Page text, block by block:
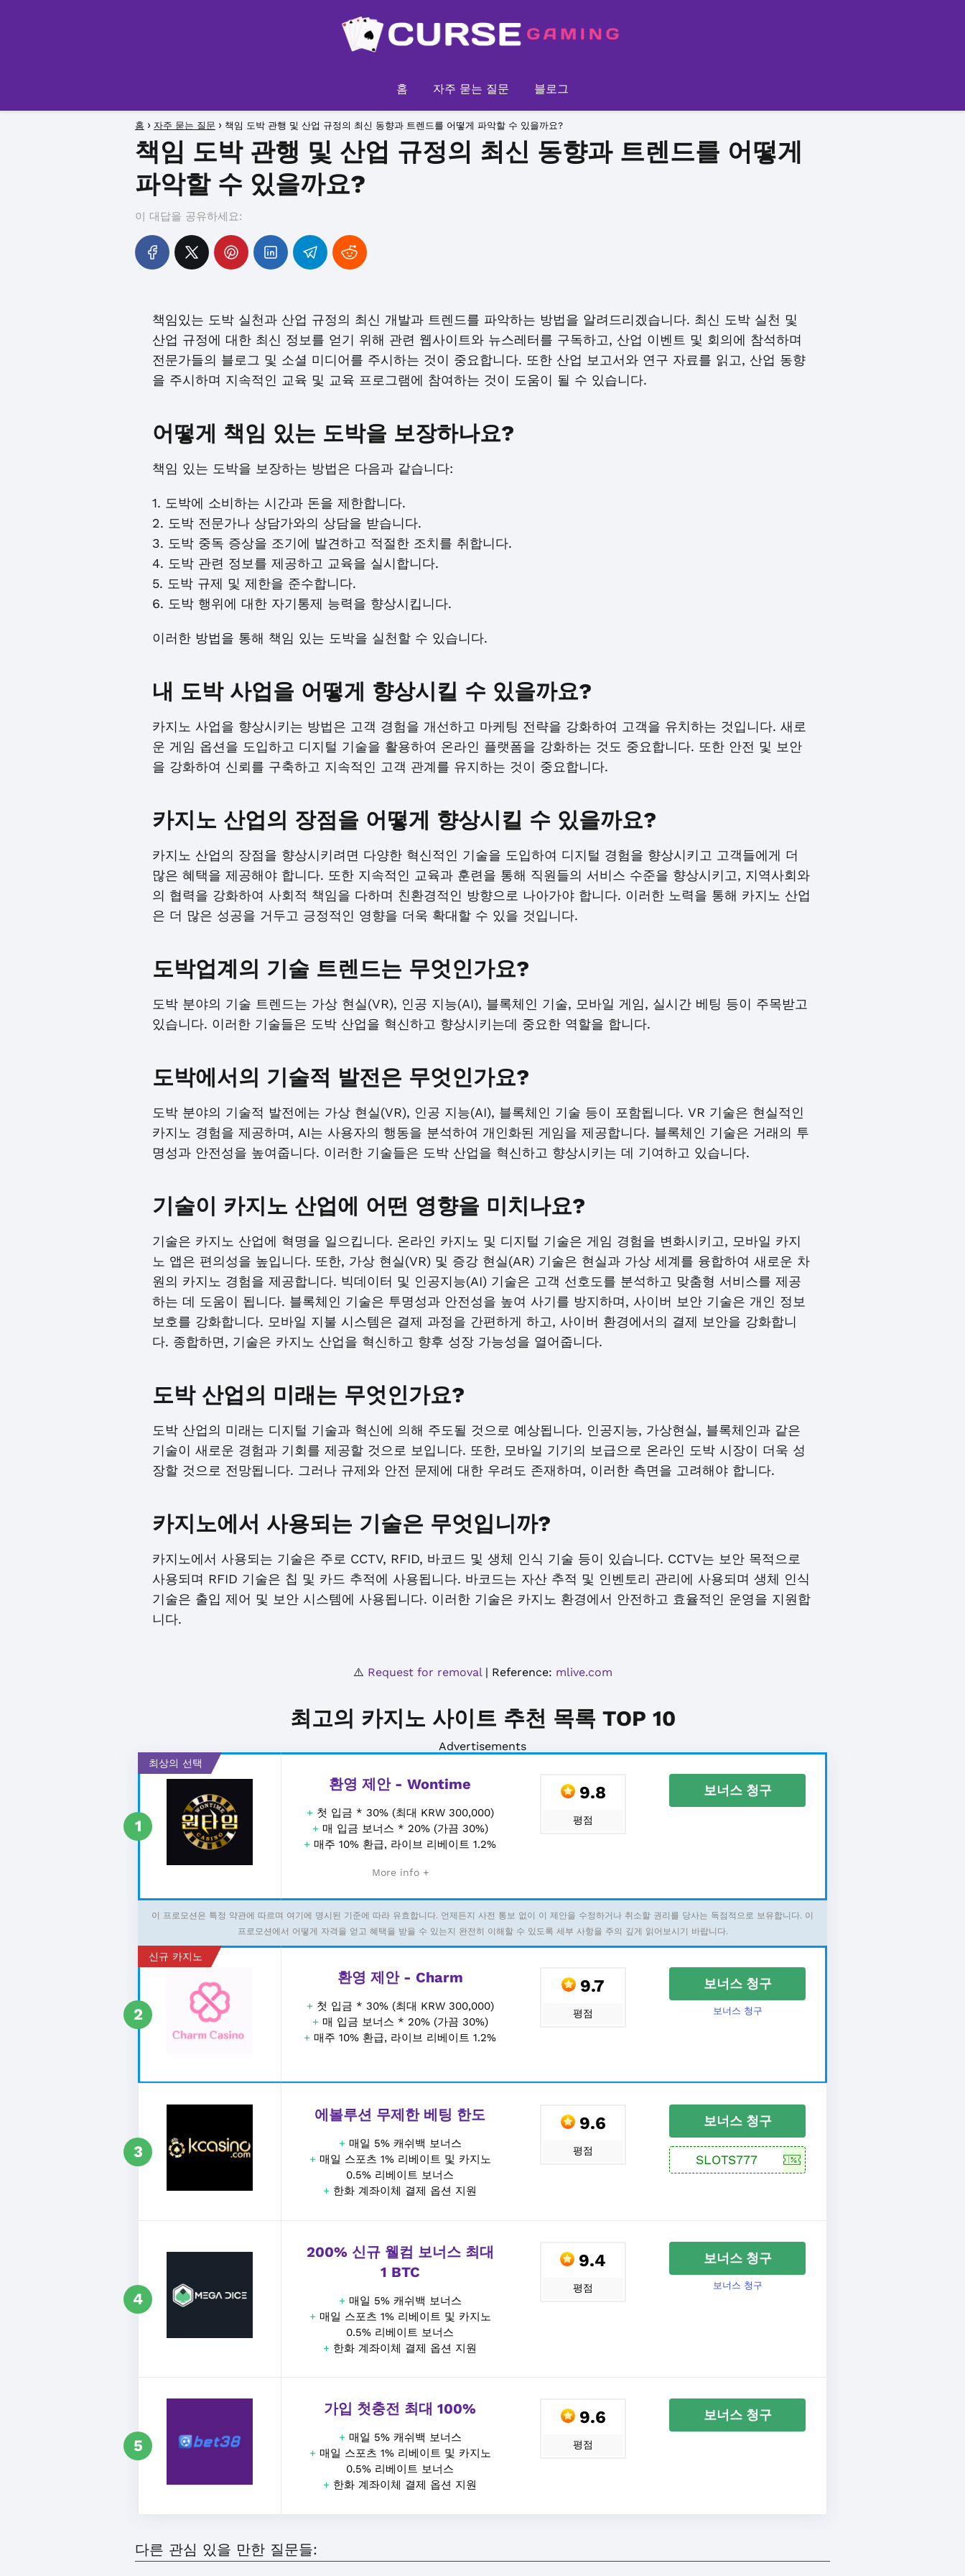
홈 자주 묻는 질문 블로그
홈 자주 묻는 질문 책임 도박 관행 및 산업 규정의 최신 동향과 트렌드를 어떻게 파악할 수 있을까요?
책임 도박 관행 및 산업 규정의 최신 동향과 트렌드를 어떻게
파악할 수 있을까요?
이 대답을 공유하세요:
책임있는 도박 실천과 산업 규정의 최신 개발과 트렌드를 파악하는 방법을 알려드리겠습니다. 최신 도박 실천 및
산업 규정에 대한 최신 정보를 얻기 위해 관련 웹사이트와 뉴스레터를 구독하고, 산업 이벤트 및 회의에 참석하며
전문가들의 블로그 및 소셜 미디어를 주시하는 것이 중요합니다. 또한 산업 보고서와 연구 자료를 읽고, 산업 동향
을 주시하며 지속적인 교육 및 교육 프로그램에 참여하는 것이 도움이 될 수 있습니다.
어떻게 책임 있는 도박을 보장하나요?
책임 있는 도박을 보장하는 방법은 다음과 같습니다:
1. 도박에 소비하는 시간과 돈을 제한합니다.
2. 도박 전문가나 상담가와의 상담을 받습니다.
3. 도박 중독 증상을 조기에 발견하고 적절한 조치를 취합니다.
4. 도박 관련 정보를 제공하고 교육을 실시합니다.
5. 도박 규제 및 제한을 준수합니다.
6. 도박 행위에 대한 자기통제 능력을 향상시킵니다.
이러한 방법을 통해 책임 있는 도박을 실천할 수 있습니다.
내 도박 사업을 어떻게 향상시킬 수 있을까요?
카지노 사업을 향상시키는 방법은 고객 경험을 개선하고 마케팅 전략을 강화하여 고객을 유치하는 것입니다. 새로
운 게임 옵션을 도입하고 디지털 기술을 활용하여 온라인 플랫폼을 강화하는 것도 중요합니다. 또한 안전 및 보안
을 강화하여 신뢰를 구축하고 지속적인 고객 관계를 유지하는 것이 중요합니다.
카지노 산업의 장점을 어떻게 향상시킬 수 있을까요?
카지노 산업의 장점을 향상시키려면 다양한 혁신적인 기술을 도입하여 디지털 경험을 향상시키고 고객들에게 더
많은 혜택을 제공해야 합니다. 또한 지속적인 교육과 훈련을 통해 직원들의 서비스 수준을 향상시키고, 지역사회와
의 협력을 강화하여 사회적 책임을 다하며 친환경적인 방향으로 나아가야 합니다. 이러한 노력을 통해 카지노 산업
은 더 많은 성공을 거두고 긍정적인 영향을 더욱 확대할 수 있을 것입니다.
도박업계의 기술 트렌드는 무엇인가요?
도박 분야의 기술 트렌드는 가상 현실(VR), 인공 지능(AI), 블록체인 기술, 모바일 게임, 실시간 베팅 등이 주목받고
있습니다. 이러한 기술들은 도박 산업을 혁신하고 향상시키는데 중요한 역할을 합니다.
도박에서의 기술적 발전은 무엇인가요?
도박 분야의 기술적 발전에는 가상 현실(VR), 인공 지능(AI), 블록체인 기술 등이 포함됩니다. VR 기술은 현실적인
카지노 경험을 제공하며, AI는 사용자의 행동을 분석하여 개인화된 게임을 제공합니다. 블록체인 기술은 거래의 투
명성과 안전성을 높여줍니다. 이러한 기술들은 도박 산업을 혁신하고 향상시키는 데 기여하고 있습니다.
기술이 카지노 산업에 어떤 영향을 미치나요?
기술은 카지노 산업에 혁명을 일으킵니다. 온라인 카지노 및 디지털 기술은 게임 경험을 변화시키고, 모바일 카지
노 앱은 편의성을 높입니다. 또한, 가상 현실(VR) 및 증강 현실(AR) 기술은 현실과 가상 세계를 융합하여 새로운 차
원의 카지노 경험을 제공합니다. 빅데이터 및 인공지능(AI) 기술은 고객 선호도를 분석하고 맞춤형 서비스를 제공
하는 데 도움이 됩니다. 블록체인 기술은 투명성과 안전성을 높여 사기를 방지하며, 사이버 보안 기술은 개인 정보
보호를 강화합니다. 모바일 지불 시스템은 결제 과정을 간편하게 하고, 사이버 환경에서의 결제 보안을 강화합니
다. 종합하면, 기술은 카지노 산업을 혁신하고 향후 성장 가능성을 열어줍니다.
도박 산업의 미래는 무엇인가요?
도박 산업의 미래는 디지털 기술과 혁신에 의해 주도될 것으로 예상됩니다. 인공지능, 가상현실, 블록체인과 같은
기술이 새로운 경험과 기회를 제공할 것으로 보입니다. 또한, 모바일 기기의 보급으로 온라인 도박 시장이 더욱 성
장할 것으로 전망됩니다. 그러나 규제와 안전 문제에 대한 우려도 존재하며, 이러한 측면을 고려해야 합니다.
카지노에서 사용되는 기술은 무엇입니까?
카지노에서 사용되는 기술은 주로 CCTV, RFID, 바코드 및 생체 인식 기술 등이 있습니다. CCTV는 보안 목적으로
사용되며 RFID 기술은 칩 및 카드 추적에 사용됩니다. 바코드는 자산 추적 및 인벤토리 관리에 사용되며 생체 인식
기술은 출입 제어 및 보안 시스템에 사용됩니다. 이러한 기술은 카지노 환경에서 안전하고 효율적인 운영을 지원합
니다.
⚠️ Request for removal| Reference: mlive.com
최고의 카지노 사이트 추천 목록 TOP 10
Advertisements
최상의 선택
1
환영 제안 - Wontime
+ 첫 입금 * 30% (최대 KRW 300,000)
+ 매 입금 보너스 * 20% (가끔 30%)
+ 매주 10% 환급, 라이브 리베이트 1.2%
More info +
9.8
평점
보너스 청구
이 프로모션은 특정 약관에 따르며 여기에 명시된 기준에 따라 유효합니다. 언제든지 사전 통보 없이 이 제안을 수정하거나 취소할 권리를 당사는 독점적으로 보유합니다. 이
프로모션에서 어떻게 자격을 얻고 혜택을 받을 수 있는지 완전히 이해할 수 있도록 세부 사항을 주의 깊게 읽어보시기 바랍니다.
신규 카지노
2
환영 제안 - Charm
+ 첫 입금 * 30% (최대 KRW 300,000)
+ 매 입금 보너스 * 20% (가끔 30%)
+ 매주 10% 환급, 라이브 리베이트 1.2%
9.7
평점
보너스 청구
보너스 청구
3
에볼루션 무제한 베팅 한도
+ 매일 5% 캐쉬백 보너스
+ 매일 스포츠 1% 리베이트 및 카지노
0.5% 리베이트 보너스
+ 한화 계좌이체 결제 옵션 지원
9.6
평점
보너스 청구
4
200% 신규 웰컴 보너스 최대
1 BTC
+ 매일 5% 캐쉬백 보너스
+ 매일 스포츠 1% 리베이트 및 카지노
0.5% 리베이트 보너스
+ 한화 계좌이체 결제 옵션 지원
9.4
평점
보너스 청구
보너스 청구
5
가입 첫충전 최대 100%
+ 매일 5% 캐쉬백 보너스
+ 매일 스포츠 1% 리베이트 및 카지노
0.5% 리베이트 보너스
+ 한화 계좌이체 결제 옵션 지원
9.6
평점
보너스 청구
다른 관심 있을 만한 질문들: